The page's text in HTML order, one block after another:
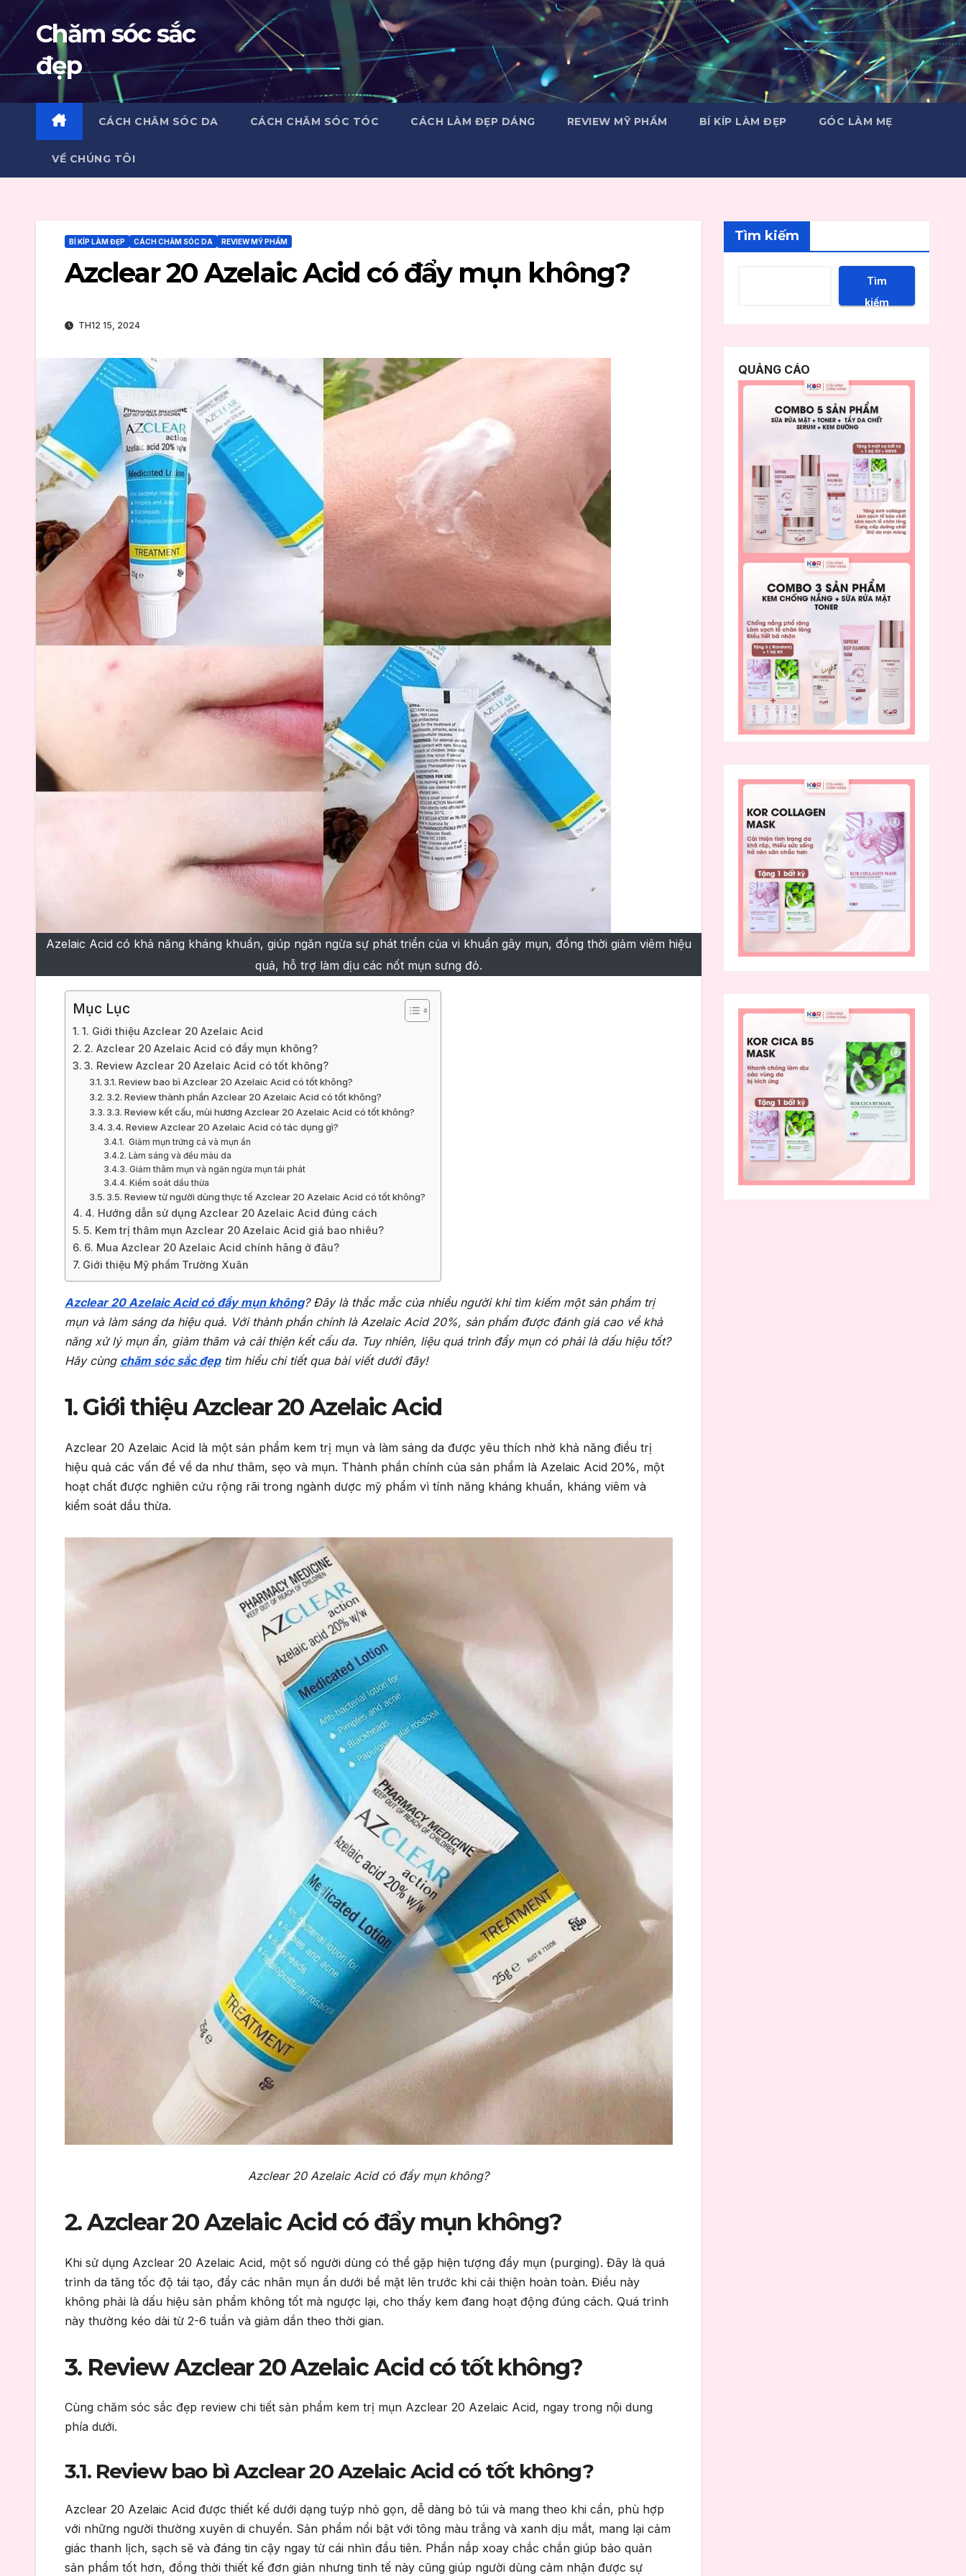
content
Chăm sóc sắc
đẹp
CÁCH CHĂM SÓC DA CÁCH CHĂM SÓC TÓC CÁCH LÀM ĐẸP DÁNG REVIEW MỸ PHẨM BÍ KÍP LÀM ĐẸP GÓC LÀM MẸ
VỀ CHÚNG TÔI
BÍ KÍP LÀM ĐẸP CÁCH CHĂM SÓC DA REVIEW MỸ PHẨM
Azclear 20 Azelaic Acid có đẩy mụn không?
TH12 15, 2024
Azelaic Acid có khả năng kháng khuẩn, giúp ngăn ngừa sự phát triển của vi khuẩn gây mụn, đồng thời giảm viêm hiệu
quả, hỗ trợ làm dịu các nốt mụn sưng đỏ.
Mục Lục
1. Giới thiệu Azclear 20 Azelaic Acid
2. Azclear 20 Azelaic Acid có đẩy mụn không?
3. Review Azclear 20 Azelaic Acid có tốt không?
3.1. Review bao bì Azclear 20 Azelaic Acid có tốt không?
3.2. Review thành phần Azclear 20 Azelaic Acid có tốt không?
3.3. Review kết cấu, mùi hương Azclear 20 Azelaic Acid có tốt không?
3.4. Review Azclear 20 Azelaic Acid có tác dụng gì?
Giảm mụn trứng cá và mụn ẩn
Làm sáng và đều màu da
Giảm thâm mụn và ngăn ngừa mụn tái phát
Kiểm soát dầu thừa
3.5. Review từ người dùng thực tế Azclear 20 Azelaic Acid có tốt không?
4. Hướng dẫn sử dụng Azclear 20 Azelaic Acid đúng cách
5. Kem trị thâm mụn Azclear 20 Azelaic Acid giá bao nhiêu?
6. Mua Azclear 20 Azelaic Acid chính hãng ở đâu?
Giới thiệu Mỹ phẩm Trường Xuân
Azclear 20 Azelaic Acid có đẩy mụn không? Đây là thắc mắc của nhiều người khi tìm kiếm một sản phẩm trị
mụn và làm sáng da hiệu quả. Với thành phần chính là Azelaic Acid 20%, sản phẩm được đánh giá cao về khả
năng xử lý mụn ẩn, giảm thâm và cải thiện kết cấu da. Tuy nhiên, liệu quá trình đẩy mụn có phải là dấu hiệu tốt?
Hãy cùng chăm sóc sắc đẹptìm hiểu chi tiết qua bài viết dưới đây!
1. Giới thiệu Azclear 20 Azelaic Acid
Azclear 20 Azelaic Acid là một sản phẩm kem trị mụn và làm sáng da được yêu thích nhờ khả năng điều trị
hiệu quả các vấn đề về da như thâm, sẹo và mụn. Thành phần chính của sản phẩm là Azelaic Acid 20%, một
hoạt chất được nghiên cứu rộng rãi trong ngành dược mỹ phẩm vì tính năng kháng khuẩn, kháng viêm và
kiểm soát dầu thừa.
Azclear 20 Azelaic Acid có đẩy mụn không?
2. Azclear 20 Azelaic Acid có đẩy mụn không?
Khi sử dụng Azclear 20 Azelaic Acid, một số người dùng có thể gặp hiện tượng đẩy mụn (purging). Đây là quá
trình da tăng tốc độ tái tạo, đẩy các nhân mụn ẩn dưới bề mặt lên trước khi cải thiện hoàn toàn. Điều này
không phải là dấu hiệu sản phẩm không tốt mà ngược lại, cho thấy kem đang hoạt động đúng cách. Quá trình
này thường kéo dài từ 2-6 tuần và giảm dần theo thời gian.
3. Review Azclear 20 Azelaic Acid có tốt không?
Cùng chăm sóc sắc đẹp review chi tiết sản phẩm kem trị mụn Azclear 20 Azelaic Acid, ngay trong nội dung
phía dưới.
3.1. Review bao bì Azclear 20 Azelaic Acid có tốt không?
Azclear 20 Azelaic Acid được thiết kế dưới dạng tuýp nhỏ gọn, dễ dàng bỏ túi và mang theo khi cần, phù hợp
với những người thường xuyên di chuyển. Sản phẩm nổi bật với tông màu trắng và xanh dịu mắt, mang lại cảm
giác thanh lịch, sạch sẽ và đáng tin cậy ngay từ cái nhìn đầu tiên. Phần nắp xoay chắc chắn giúp bảo quản
sản phẩm tốt hơn, đồng thời thiết kế đơn giản nhưng tinh tế này cũng giúp người dùng cảm nhận được sự
Tìm kiếm
Tìm
kiếm
QUẢNG CÁO